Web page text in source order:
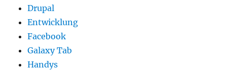
Drupal
Entwicklung
Facebook
Galaxy Tab
Handys